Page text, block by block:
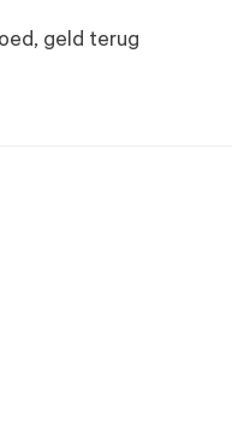
geld terug